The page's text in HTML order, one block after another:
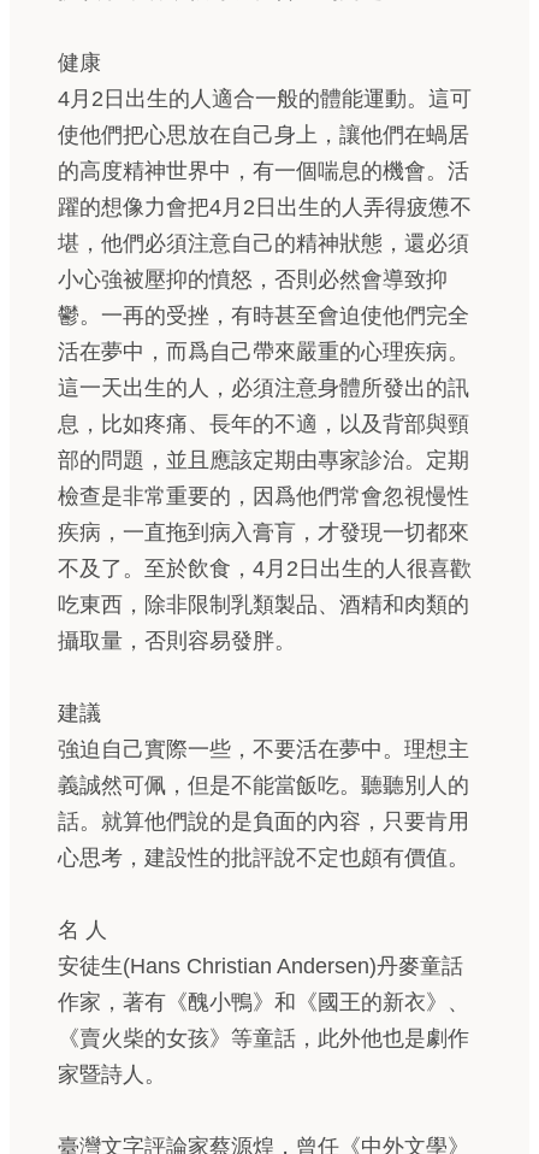
健康
4月2日出生的人適合一般的體能運動。這可
使他們把心思放在自己身上，讓他們在蝸居
的高度精神世界中，有一個喘息的機會。活
躍的想像力會把4月2日出生的人弄得疲憊不
堪，他們必須注意自己的精神狀態，還必須
小心強被壓抑的憤怒，否則必然會導致抑
鬱。一再的受挫，有時甚至會迫使他們完全
活在夢中，而爲自己帶來嚴重的心理疾病。
這一天出生的人，必須注意身體所發出的訊
息，比如疼痛、長年的不適，以及背部與頸
部的問題，並且應該定期由專家診治。定期
檢查是非常重要的，因爲他們常會忽視慢性
疾病，一直拖到病入膏肓，才發現一切都來
不及了。至於飲食，4月2日出生的人很喜歡
吃東西，除非限制乳類製品、酒精和肉類的
攝取量，否則容易發胖。
建議
強迫自己實際一些，不要活在夢中。理想主
義誠然可佩，但是不能當飯吃。聽聽別人的
話。就算他們說的是負面的內容，只要肯用
心思考，建設性的批評說不定也頗有價值。
名 人
安徒生(Hans Christian Andersen)丹麥童話
作家，著有《醜小鴨》和《國王的新衣》、
《賣火柴的女孩》等童話，此外他也是劇作
家暨詩人。
臺灣文字評論家蔡源煌，曾任《中外文學》